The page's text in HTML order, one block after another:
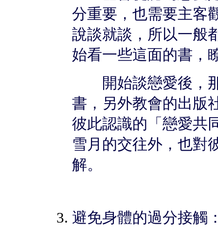
分重要，也需要主客
說談就談，所以一般
始看一些這面的書，
開始談戀愛後，那
書，另外教會的出版
彼此認識的「戀愛共
雪月的交往外，也對
解。
避免身體的過分接觸